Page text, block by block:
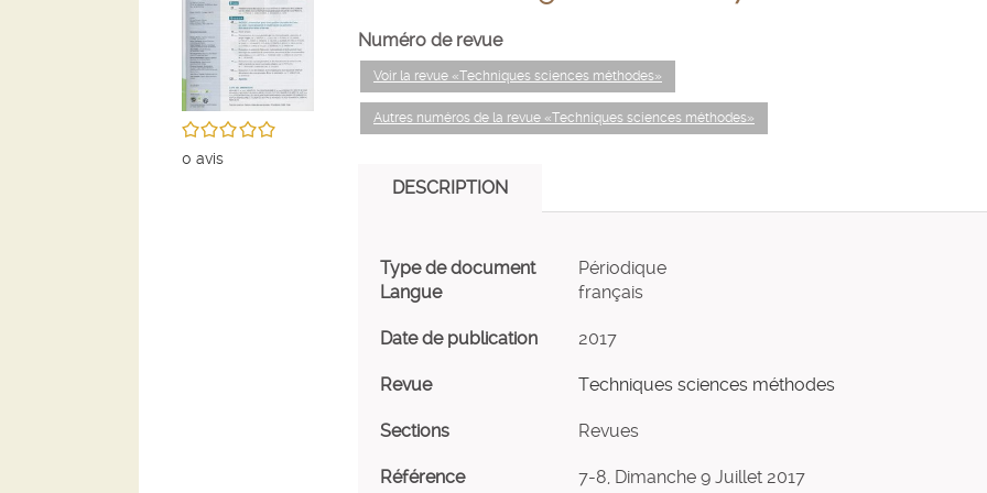
/5
0 avis
Numéro de revue
Voir la revue «Techniques sciences méthodes»
Autres numéros de la revue «Techniques sciences méthodes»
DESCRIPTION
Type de document
Périodique
Langue
français
Date de publication 2017
Revue Techniques sciences méthodes
Sections Revues
Référence 7-8, Dimanche 9 Juillet 2017